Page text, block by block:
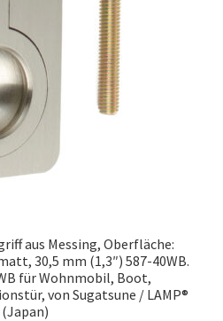
aus Messing, Oberfläche:
30,5 mm (1,3″) 587-40WB.
für Wohnmobil, Boot,
von Sugatsune / LAMP®
(Japan)